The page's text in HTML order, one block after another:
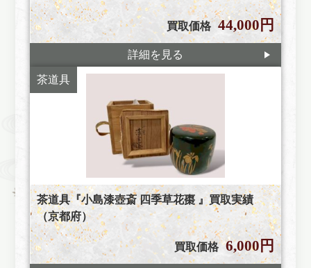
買取価格 44,000円
詳細を見る
茶道具
茶道具『小島漆壺斎 四季草花棗 』買取実績
（京都府）
買取価格 6,000円